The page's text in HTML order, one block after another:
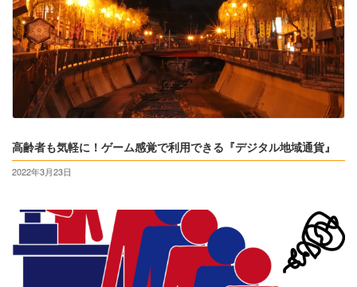
高齢者も気軽に！ゲーム感覚で利用できる『デジタル地域通貨』
2022年3月23日